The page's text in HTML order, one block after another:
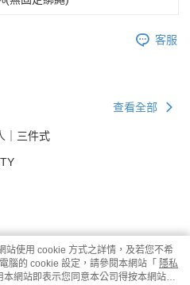
客服
查看全部
｜三件式
站使用 cookie 方式之詳情，及若您不希
腦的 cookie 設定，請參閱本網站「 隱私
網站即表示您同意本公司得按本網站使